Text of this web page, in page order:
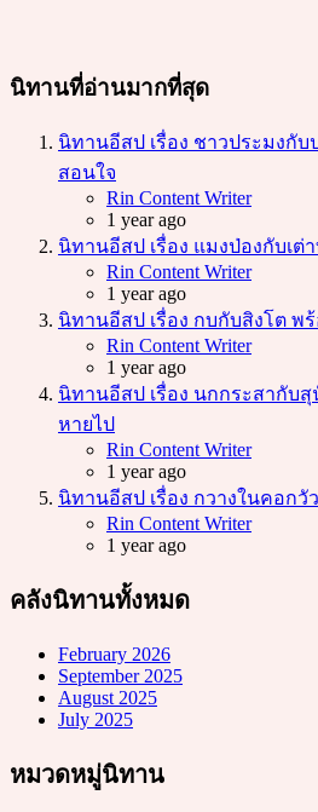
นิทานที่อ่านมากที่สุด
นิทานอีสป เรื่อง ชาวประมงกั
สอนใจ
Posted
Rin Content Writer
1 year ago
นิทานอีสป เรื่อง แมงป่องกับเ
Posted
Rin Content Writer
1 year ago
นิทานอีสป เรื่อง กบกับสิงโต พ
Posted
Rin Content Writer
1 year ago
นิทานอีสป เรื่อง นกกระสากับ
หายไป
Posted
Rin Content Writer
1 year ago
นิทานอีสป เรื่อง กวางในคอก
Posted
Rin Content Writer
1 year ago
คลังนิทานทั้งหมด
February 2026
September 2025
August 2025
July 2025
หมวดหมู่นิทาน